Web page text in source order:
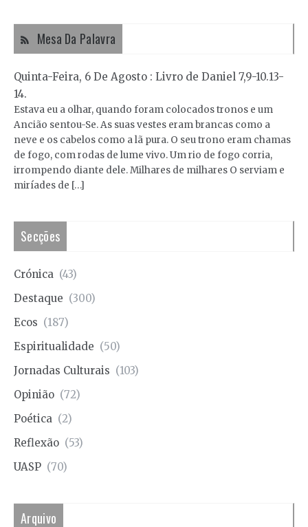
Mesa Da Palavra
Quinta-Feira, 6 De Agosto : Livro de Daniel 7,9-10.13-
14.
Estava eu a olhar, quando foram colocados tronos e um
Ancião sentou-Se. As suas vestes eram brancas como a
neve e os cabelos como a lã pura. O seu trono eram chamas
de fogo, com rodas de lume vivo. Um rio de fogo corria,
irrompendo diante dele. Milhares de milhares O serviam e
miríades de […]
Secções
Crónica (43)
Destaque (300)
Ecos (187)
Espiritualidade (50)
Jornadas Culturais (103)
Opinião (72)
Poética (2)
Reflexão (53)
UASP (70)
Arquivo